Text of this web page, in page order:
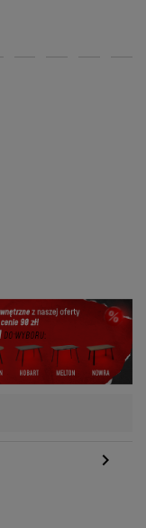
chevron_right